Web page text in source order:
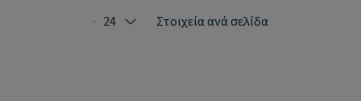
Selected: 24
24 Στοιχεία ανά σελίδα